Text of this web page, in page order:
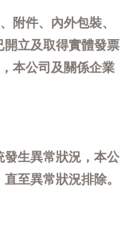
附件、內外包裝、
開立及取得實體發票
本公司及關係企業
發生異常狀況，本公
至異常狀況排除。